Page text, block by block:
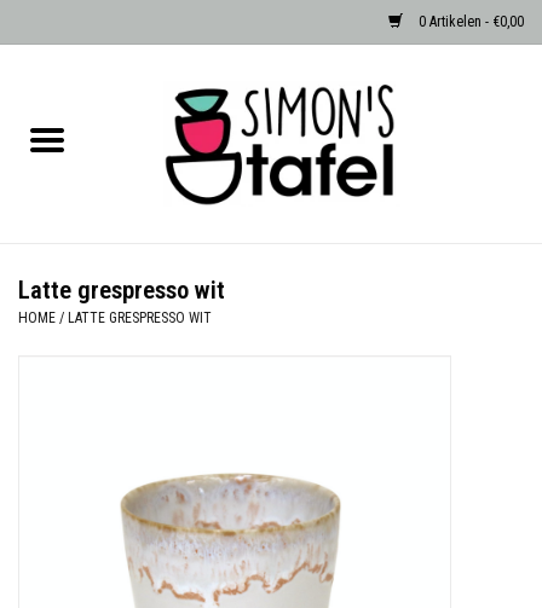
0 Artikelen - €0,00
Albast waxinehouders van Zenza
Over Simon's Tafel
Latte grespresso wit
HOME / LATTE GRESPRESSO WIT